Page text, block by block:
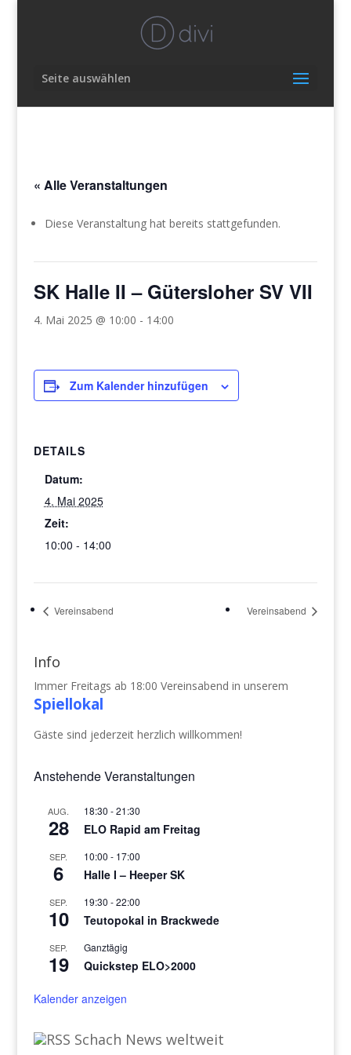
Seite auswählen
« Alle Veranstaltungen
Diese Veranstaltung hat bereits stattgefunden.
SK Halle II – Gütersloher SV VII
4. Mai 2025 @ 10:00 - 14:00
Zum Kalender hinzufügen
DETAILS
Datum:
4. Mai 2025
Zeit:
10:00 - 14:00
Vereinsabend Vereinsabend
Info
Immer Freitags ab 18:00 Vereinsabend in unserem
Spiellokal
Gäste sind jederzeit herzlich willkommen!
Anstehende Veranstaltungen
AUG.
28
18:30 -21:30
ELO Rapid am Freitag
SEP.
6
10:00 - 17:00
Halle I – Heeper SK
SEP.
10
19:30 -22:00
Teutopokal in Brackwede
SEP.
19
Ganztägig
Quickstep ELO>2000
Kalender anzeigen
Schach News weltweit